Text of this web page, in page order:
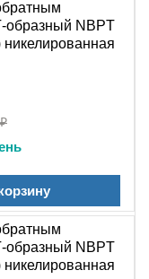
срок службы
установку
образный NBPT
образный NBPT